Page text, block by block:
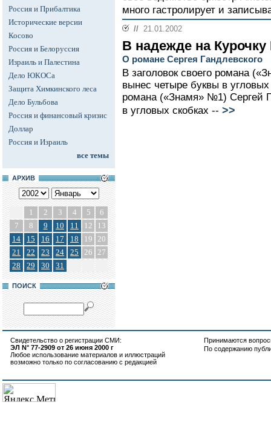
Россия и Прибалтика
Исторические версии
Косово
Россия и Белоруссия
Израиль и Палестина
Дело ЮКОСа
Защита Химкинского леса
Дело Бульбова
Россия и финансовый кризис
Доллар
Россия и Израиль
все темы
АРХИВ
1 2 3 4 5
6
7
8 9 10 11 12
13
14
15 16 17 18 19 20
21
22 23 24 25 26 27
28
29 30 31
ПОИСК
много гастролирует и
// 21.01.2002
В надежде на Курочку
О романе Сергея Гандлевского
В заголовок своего романа
вынес четыре буквы в угловых
романа («Знамя» №1) Сергей
в угловых скобках -- >>
Свидетельство о регистрации СМИ:
ЭЛ N° 77-2909 от 26 июня 2000 г
Любое использование материалов и иллюстраций
возможно только по согласованию с редакцией
Принимаются
По содержанию